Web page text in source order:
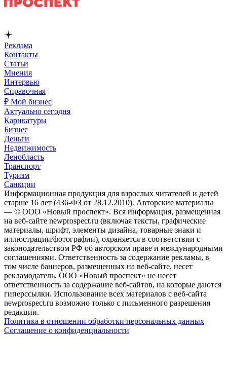
Реклама
Контакты
Статьи
Мнения
Интервью
Справочная
₽ Мой бизнес
Актуально сегодня
Карикатуры
Бизнес
Деньги
Недвижимость
Ленобласть
Транспорт
Туризм
Санкции
Информационная продукция для взрослых читателей и детей
старше 16 лет (436-ФЗ от 28.12.2010). Авторские материалы
— © ООО «Новый проспект». Вся информация, размещенная
на веб-сайте newprospect.ru (включая тексты, графические
материалы, шрифт, элементы дизайна, товарные знаки и
иллюстрации/фотографии), охраняется в соответствии с
законодательством РФ об авторском праве и международными
соглашениями. Ответственность за содержание рекламы, в
том числе баннеров, размещенных на веб-сайте, несет
рекламодатель. ООО «Новый проспект» не несет
ответственность за содержание веб-сайтов, на которые даются
гиперссылки. Использование всех материалов с веб-сайта
newprospect.ru возможно только с письменного разрешения
редакции.
Политика в отношении обработки персональных данных
Соглашение о конфиденциальности